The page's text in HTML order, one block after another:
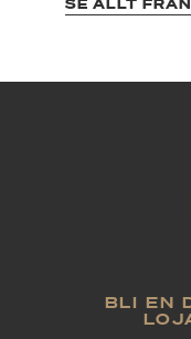
SE ALLT
BLI EN